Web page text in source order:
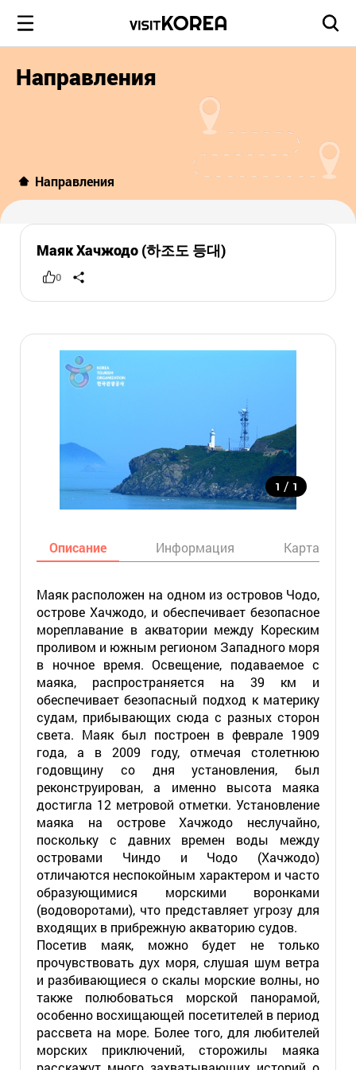
Направления
Направления
Маяк Хачжодо (하조도 등대)
0
1 / 1
Описание Информация Карта
Маяк расположен на одном из островов Чодо,
острове Хачжодо, и обеспечивает безопасное
мореплавание в акватории между Кореским
проливом и южным регионом Западного моря
в ночное время. Освещение, подаваемое с
маяка, распространяется на 39 км и
обеспечивает безопасный подход к материку
судам, прибывающих сюда с разных сторон
света. Маяк был построен в феврале 1909
года, а в 2009 году, отмечая столетнюю
годовщину со дня установления, был
реконструирован, а именно высота маяка
достигла 12 метровой отметки. Установление
маяка на острове Хачжодо неслучайно,
поскольку с давних времен воды между
островами Чиндо и Чодо (Хачжодо)
отличаются неспокойным характером и часто
образующимися морскими воронками
(водоворотами), что представляет угрозу для
входящих в прибрежную акваторию судов.
Посетив маяк, можно будет не только
прочувствовать дух моря, слушая шум ветра
и разбивающиеся о скалы морские волны, но
также полюбоваться морской панорамой,
особенно восхищающей посетителей в период
рассвета на море. Более того, для любителей
морских приключений, сторожилы маяка